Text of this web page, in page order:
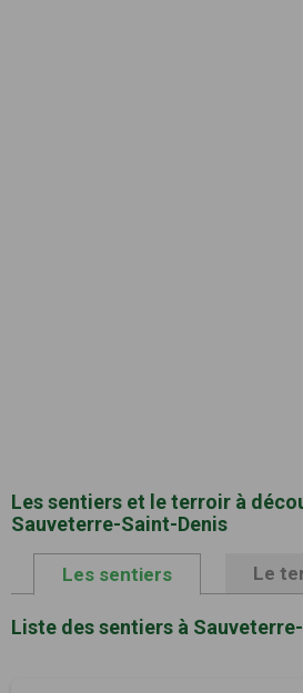
Les sentiers et le terroir à
Sauveterre-Saint-Denis
Les sentiers Le
Liste des sentiers à